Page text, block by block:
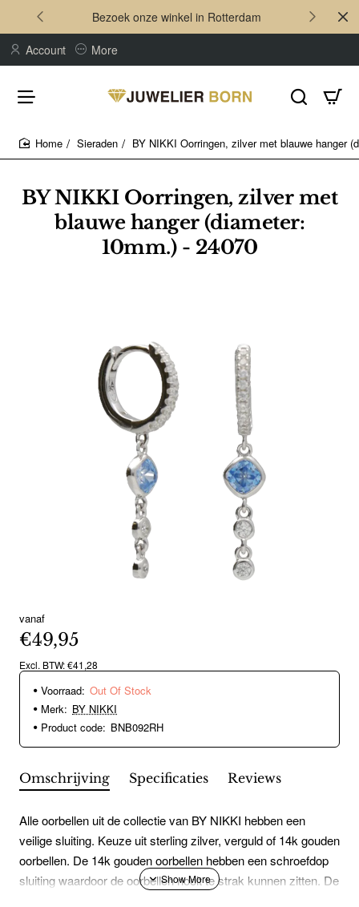
Bezoek onze winkel in Rotterdam
Account More
BY NIKKI Oorringen, zilver met
blauwe hanger (diameter:
10mm.) - 24070
Sieraden BY NIKKI Oorringen, zilver met blauwe hanger
Out Of Stock
vanaf
€49,95
Excl. BTW: €41,28
Voorraad: Out Of Stock
Merk: BY NIKKI
Product code: BNB092RH
Omschrijving Specificaties Reviews
Alle oorbellen uit de collectie van BY NIKKI hebben een
veilige sluiting. Keuze uit sterling zilver, verguld of 14k gouden
oorbellen. De 14k gouden oorbellen hebben een schroefdop
sluiting waardoor de oorbellen nooit te strak kunnen zitten. De